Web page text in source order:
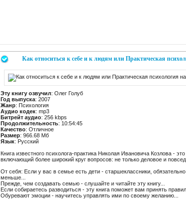
Как относиться к себе и к людям или Практическая
Эту книгу озвучил: Олег Голуб
Год выпуска: 2007
Жанр: Психология
Аудио кодек: mp3
Битрейт аудио: 256 kbps
Продолжительность: 10:54:45
Качество: Отличное
Размер: 966.68 Мб
Язык: Русский
Книга известного психолога-практика Николая Ивановича Козлова -
включающий более широкий круг вопросов: не только деловое и
От себя: Если у вас в семье есть дети - старшеклассники,
меньше...
Прежде, чем создавать семью - слушайте и читайте эту книгу...
Если собираетесь разводиться - эту книга поможет вам принять
Обуревают эмоции - научитесь управлять ими по своему желанию...